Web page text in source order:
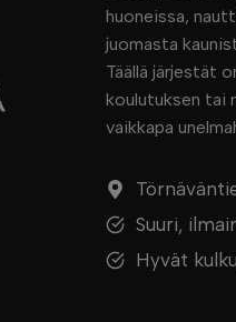
huoneissa,
juomasta
Täällä järjestät
koulutuksen tai
vaikkapa
Suuri,
Hyvät